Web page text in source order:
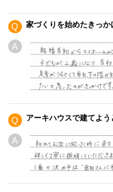
Q 家づくりを始めたきっか
A
Q アーキハウスで建てよう
A